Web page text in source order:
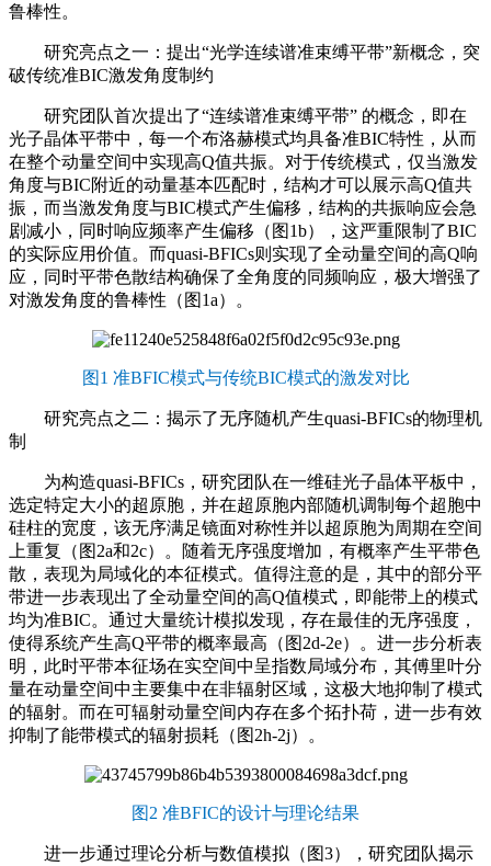
鲁棒性。
研究亮点之一：提出“光学连续谱准束缚平带”新概念，突
破传统准BIC激发角度制约
研究团队首次提出了“连续谱准束缚平带” 的概念，即在
光子晶体平带中，每一个布洛赫模式均具备准BIC特性，从而
在整个动量空间中实现高Q值共振。对于传统模式，仅当激发
角度与BIC附近的动量基本匹配时，结构才可以展示高Q值共
振，而当激发角度与BIC模式产生偏移，结构的共振响应会急
剧减小，同时响应频率产生偏移（图1b），这严重限制了BIC
的实际应用价值。而quasi-BFICs则实现了全动量空间的高Q响
应，同时平带色散结构确保了全角度的同频响应，极大增强了
对激发角度的鲁棒性（图1a）。
图1 准BFIC模式与传统BIC模式的激发对比
研究亮点之二：揭示了无序随机产生quasi-BFICs的物理机
制
为构造quasi-BFICs，研究团队在一维硅光子晶体平板中，
选定特定大小的超原胞，并在超原胞内部随机调制每个超胞中
硅柱的宽度，该无序满足镜面对称性并以超原胞为周期在空间
上重复（图2a和2c）。随着无序强度增加，有概率产生平带色
散，表现为局域化的本征模式。值得注意的是，其中的部分平
带进一步表现出了全动量空间的高Q值模式，即能带上的模式
均为准BIC。通过大量统计模拟发现，存在最佳的无序强度，
使得系统产生高Q平带的概率最高（图2d-2e）。进一步分析表
明，此时平带本征场在实空间中呈指数局域分布，其傅里叶分
量在动量空间中主要集中在非辐射区域，这极大地抑制了模式
的辐射。而在可辐射动量空间内存在多个拓扑荷，进一步有效
抑制了能带模式的辐射损耗（图2h-2j）。
图2 准BFIC的设计与理论结果
进一步通过理论分析与数值模拟（图3），研究团队揭示